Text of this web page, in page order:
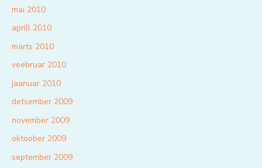
mai 2010
aprill 2010
märts 2010
veebruar 2010
jaanuar 2010
detsember 2009
november 2009
oktoober 2009
september 2009